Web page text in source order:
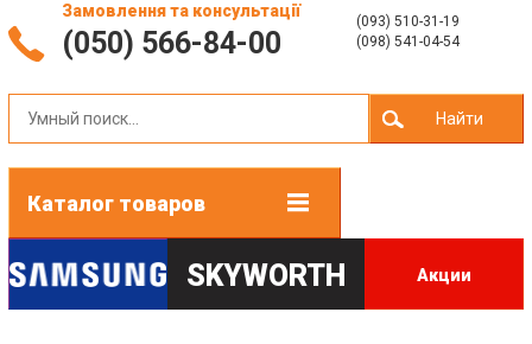
Замовлення та консультації
(050) 566-84-00
(093) 510-31-19
(098) 541-04-54
Найти
Каталог товаров
SKYWORTH Акции